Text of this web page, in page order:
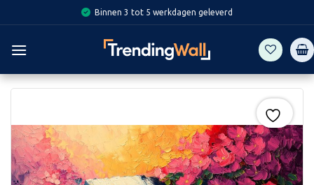
to
content
Binnen 3 tot 5 werkdagen geleverd